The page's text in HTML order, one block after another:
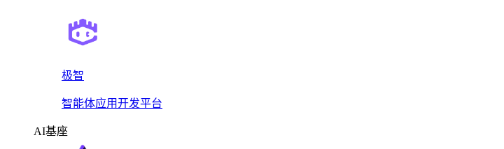
极智
智能体应用开发平台
AI基座